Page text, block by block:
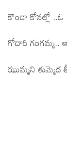
కొండా కోనల్లో
గోదారి గంగమ్మ..
ఝుమ్మని